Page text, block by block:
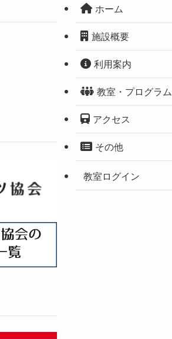
ホーム
施設概要
利用案内
教室・プログラム
アクセス
その他
教室ログイン